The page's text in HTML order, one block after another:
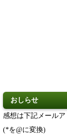
おしらせ
感想は下記メール
(*を@に変換)